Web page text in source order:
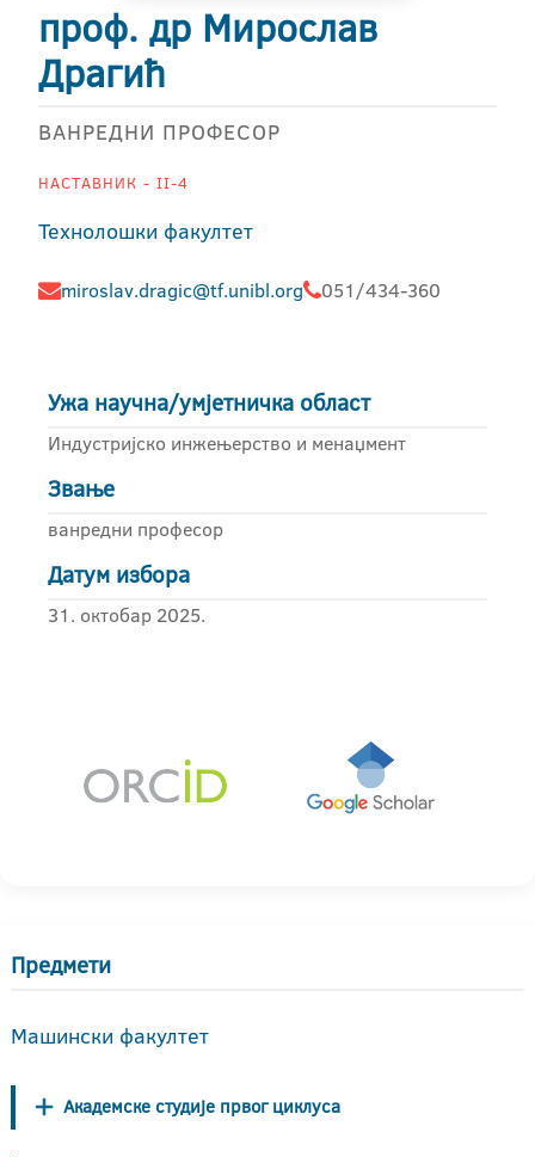
проф. др Мирослав
Драгић
ВАНРЕДНИ ПРОФЕСОР
НАСТАВНИК - II-4
Технолошки факултет
miroslav.dragic@tf.unibl.org 051/434-360
Ужа научна/умјетничка област
Индустријско инжењерство и менаџмент
Звање
ванредни професор
Датум избора
31. октобар 2025.
Предмети
Машински факултет
Академске студије првог циклуса